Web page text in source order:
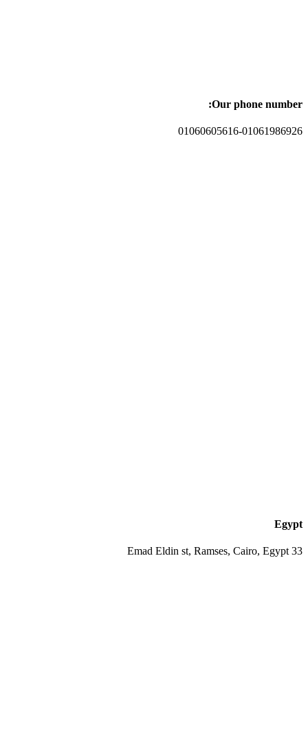
Our phone number:
01060605616-01061986926
Egypt
33 Emad Eldin st, Ramses, Cairo, Egypt